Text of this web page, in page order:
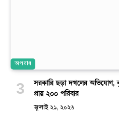
অপরাধ
সরকারি ছড়া দখলের অভিযোগ,
প্রায় ২০০ পরিবার
জুলাই ২১, ২০২৬